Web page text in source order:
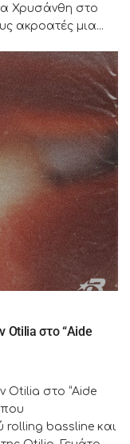
Χρυσάνθη στο
ακροατές μια...
Otilia στο “Aide
Otilia στο “Aide
rolling bassline και